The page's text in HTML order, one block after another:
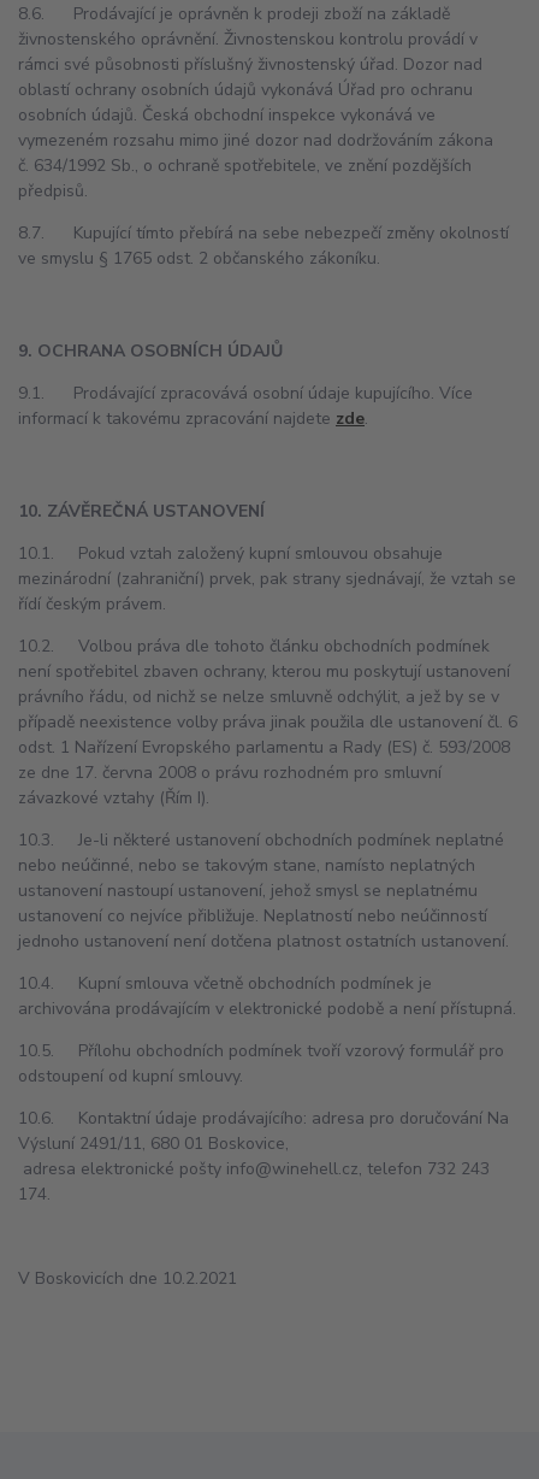
8.6. Prodávající je oprávněn k prodeji zboží na základě
živnostenského oprávnění. Živnostenskou kontrolu provádí v
rámci své působnosti příslušný živnostenský úřad. Dozor nad
oblastí ochrany osobních údajů vykonává Úřad pro ochranu
osobních údajů. Česká obchodní inspekce vykonává ve
vymezeném rozsahu mimo jiné dozor nad dodržováním zákona
č. 634/1992 Sb., o ochraně spotřebitele, ve znění pozdějších
předpisů.
8.7. Kupující tímto přebírá na sebe nebezpečí změny okolností
ve smyslu § 1765 odst. 2 občanského zákoníku.
9. OCHRANA OSOBNÍCH ÚDAJŮ
9.1. Prodávající zpracovává osobní údaje kupujícího. Více
informací k takovému zpracování najdete zde.
10. ZÁVĚREČNÁ USTANOVENÍ
10.1. Pokud vztah založený kupní smlouvou obsahuje
mezinárodní (zahraniční) prvek, pak strany sjednávají, že vztah se
řídí českým právem.
10.2. Volbou práva dle tohoto článku obchodních podmínek
není spotřebitel zbaven ochrany, kterou mu poskytují ustanovení
právního řádu, od nichž se nelze smluvně odchýlit, a jež by se v
případě neexistence volby práva jinak použila dle ustanovení čl. 6
odst. 1 Nařízení Evropského parlamentu a Rady (ES) č. 593/2008
ze dne 17. června 2008 o právu rozhodném pro smluvní
závazkové vztahy (Řím I).
10.3. Je-li některé ustanovení obchodních podmínek neplatné
nebo neúčinné, nebo se takovým stane, namísto neplatných
ustanovení nastoupí ustanovení, jehož smysl se neplatnému
ustanovení co nejvíce přibližuje. Neplatností nebo neúčinností
jednoho ustanovení není dotčena platnost ostatních ustanovení.
10.4. Kupní smlouva včetně obchodních podmínek je
archivována prodávajícím v elektronické podobě a není přístupná.
10.5. Přílohu obchodních podmínek tvoří vzorový formulář pro
odstoupení od kupní smlouvy.
10.6. Kontaktní údaje prodávajícího: adresa pro doručování Na
Výsluní 2491/11, 680 01 Boskovice,
adresa elektronické pošty info@winehell.cz, telefon 732 243
174.
V Boskovicích dne 10.2.2021